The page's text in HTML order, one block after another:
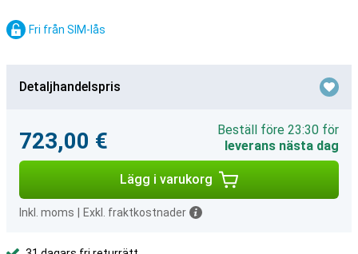
Fri från SIM-lås
Detaljhandelspris
723,00 €
Beställ före 23:30 för
leverans nästa dag
Lägg i varukorg
Inkl. moms Exkl. fraktkostnader